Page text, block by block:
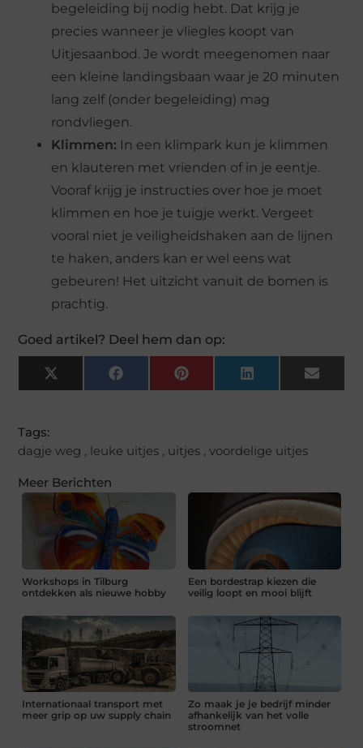
begeleiding bij nodig hebt. Dat krijg je
precies wanneer je vliegles koopt van
Uitjesaanbod. Je wordt meegenomen naar
een kleine landingsbaan waar je 20 minuten
lang zelf (onder begeleiding) mag
rondvliegen.
Klimmen: In een klimpark kun je klimmen
en klauteren met vrienden of in je eentje.
Vooraf krijg je instructies over hoe je moet
klimmen en hoe je tuigje werkt. Vergeet
vooral niet je veiligheidshaken aan de lijnen
te haken, anders kan er wel eens wat
gebeuren! Het uitzicht vanuit de bomen is
prachtig.
Goed artikel? Deel hem dan op:
X
(Twitter)
FacebookPinterest LinkedIn Email
Tags:
dagje weg , leuke uitjes , uitjes ,voordelige uitjes
Meer Berichten
Workshops in Tilburg
ontdekken als nieuwe hobby
Een bordestrap kiezen die
veilig loopt en mooi blijft
Internationaal transport met
meer grip op uw supply chain
Zo maak je je bedrijf minder
afhankelijk van het volle
stroomnet